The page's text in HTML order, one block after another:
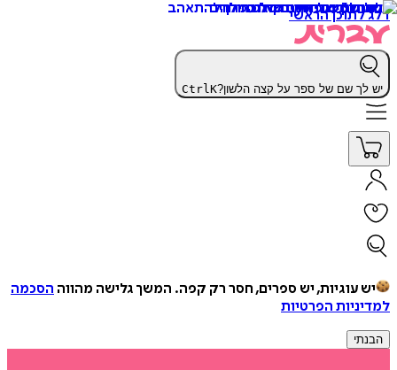
דלג לתוכן הראשי
יש לך שם של ספר על קצה הלשון? CtrlK
יש עוגיות, יש ספרים, חסר רק קפה. המשך גלישה מהווה הסכמה
למדיניות הפרטיות
הבנתי